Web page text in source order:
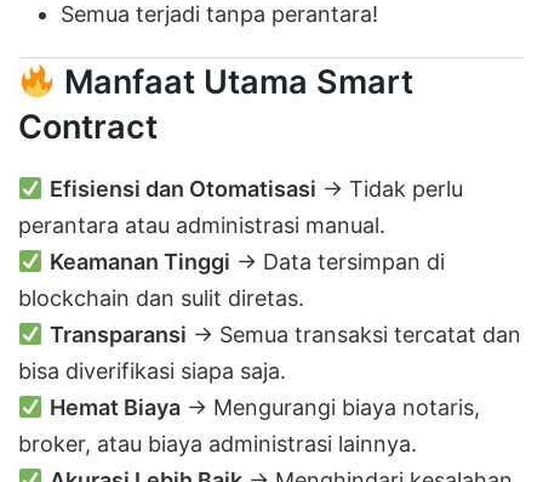
Semua terjadi tanpa perantara!
Manfaat Utama Smart
Contract
Efisiensi dan Otomatisasi → Tidak perlu
perantara atau administrasi manual.
Keamanan Tinggi → Data tersimpan di
blockchain dan sulit diretas.
Transparansi → Semua transaksi tercatat dan
bisa diverifikasi siapa saja.
Hemat Biaya→ Mengurangi biaya notaris,
broker, atau biaya administrasi lainnya.